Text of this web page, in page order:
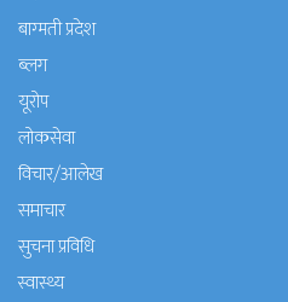
बाग्मती प्रदेश
ब्लग
यूरोप
लोकसेवा
विचार/आलेख
समाचार
सुचना प्रविधि
स्वास्थ्य